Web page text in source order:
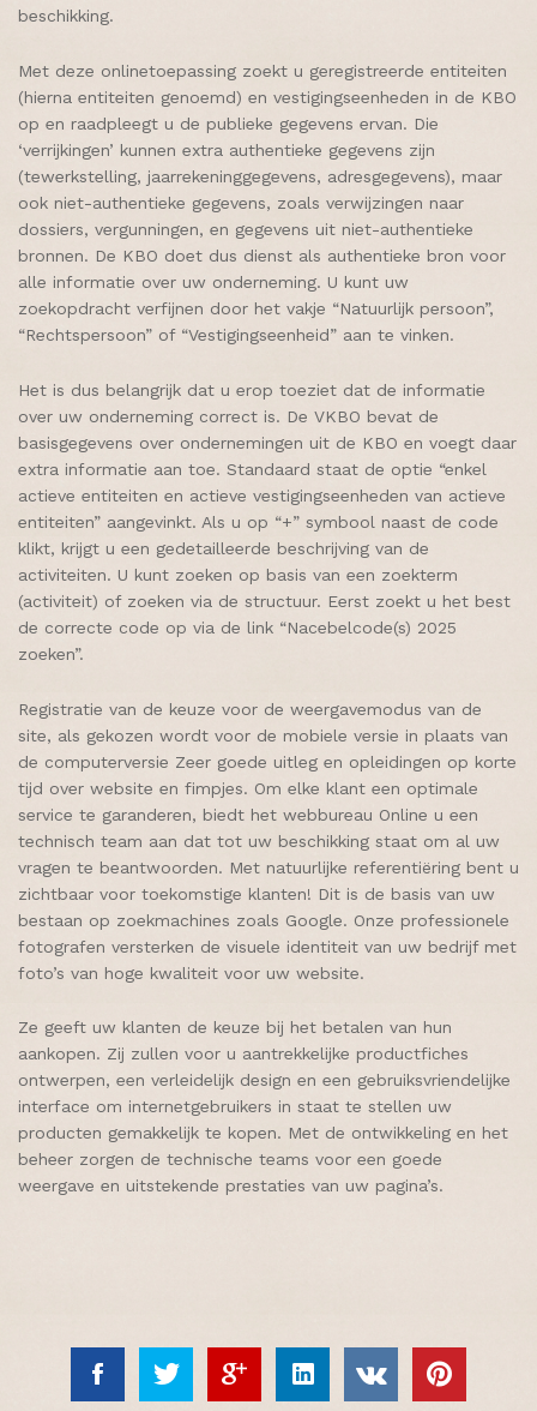
beschikking.
Met deze onlinetoepassing zoekt u geregistreerde entiteiten
(hierna entiteiten genoemd) en vestigingseenheden in de KBO
op en raadpleegt u de publieke gegevens ervan. Die
‘verrijkingen’ kunnen extra authentieke gegevens zijn
(tewerkstelling, jaarrekeninggegevens, adresgegevens), maar
ook niet-authentieke gegevens, zoals verwijzingen naar
dossiers, vergunningen, en gegevens uit niet-authentieke
bronnen. De KBO doet dus dienst als authentieke bron voor
alle informatie over uw onderneming. U kunt uw
zoekopdracht verfijnen door het vakje “Natuurlijk persoon”,
“Rechtspersoon” of “Vestigingseenheid” aan te vinken.
Het is dus belangrijk dat u erop toeziet dat de informatie
over uw onderneming correct is. De VKBO bevat de
basisgegevens over ondernemingen uit de KBO en voegt daar
extra informatie aan toe. Standaard staat de optie “enkel
actieve entiteiten en actieve vestigingseenheden van actieve
entiteiten” aangevinkt. Als u op “+” symbool naast de code
klikt, krijgt u een gedetailleerde beschrijving van de
activiteiten. U kunt zoeken op basis van een zoekterm
(activiteit) of zoeken via de structuur. Eerst zoekt u het best
de correcte code op via de link “Nacebelcode(s) 2025
zoeken”.
Registratie van de keuze voor de weergavemodus van de
site, als gekozen wordt voor de mobiele versie in plaats van
de computerversie Zeer goede uitleg en opleidingen op korte
tijd over website en fimpjes. Om elke klant een optimale
service te garanderen, biedt het webbureau Online u een
technisch team aan dat tot uw beschikking staat om al uw
vragen te beantwoorden. Met natuurlijke referentiëring bent u
zichtbaar voor toekomstige klanten! Dit is de basis van uw
bestaan op zoekmachines zoals Google. Onze professionele
fotografen versterken de visuele identiteit van uw bedrijf met
foto’s van hoge kwaliteit voor uw website.
Ze geeft uw klanten de keuze bij het betalen van hun
aankopen. Zij zullen voor u aantrekkelijke productfiches
ontwerpen, een verleidelijk design en een gebruiksvriendelijke
interface om internetgebruikers in staat te stellen uw
producten gemakkelijk te kopen. Met de ontwikkeling en het
beheer zorgen de technische teams voor een goede
weergave en uitstekende prestaties van uw pagina’s.